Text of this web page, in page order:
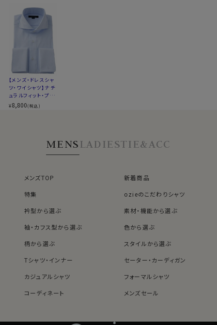
ビジネスやフォーマルシーンで堂々と身につけることの
できる、大人の男の数少ないアクセサリーの一つ＝カフリ
ンクス。
ビジネスシーンでの着用の際は、カフリンクスの選び方に
ルールはありません。
スーツの色や気分でお好みのカフリンクスに付け替えて、
コーディネイトをよりお楽しみください。
●カフリンクス（カフスボタン）をご希望のお客様には付
ご希望の方は、「希望する」
S-37～LL-43・3L-45･4L-47cm / トールM-88・L-90・
LL-90cm・全１２サイズにてご用意。(サイズ表C)
スポット商品につき再入荷はございませんのでご了承く
▼スポット商品につき再入荷はございませんのでご了承
ください
▼ナチュラルフィットとは？
タイルです。
適度に絞ったウエストラインは細すぎず、それでいてダボ
つきのないシルエット。
着心地を考え、細いだけのシャツとは一線を画したつくり
になっています。
※43cm（LL）・45cm（3L）・47cm(4L)サイズにおいて
【メンズ・ドレスシャ
ツ・ワイシャツ】ナチ
ュラルフィット・プレ
ミアムコットン・ダブ
ルカフス・形態安定・
¥8,800(税込)
MENSLADIESTIE&ACC
メンズTOP
新着商品
特集
ozieのこだわりシャツ
衿型から選ぶ
素材・機能から選ぶ
袖・カフス型から選ぶ
色から選ぶ
柄から選ぶ
スタイルから選ぶ
Tシャツ・インナー
セーター・カーディガン
カジュアルシャツ
フォーマルシャツ
コーディネート
メンズセール